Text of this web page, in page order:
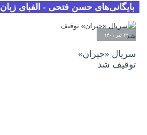
بایگانی‌های حسن فتحی - الفبای زبان
۲۹ تیر ۱۴۰۱
سریال «جیران»
توقیف شد